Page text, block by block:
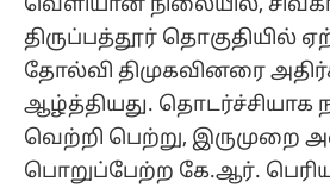
திருப்பத்தூர் தொகுதியில்
தோல்வி திமுகவினரை
ஆழ்த்தியது. தொடர்ச்சியாக
வெற்றி பெற்று, இருமுறை
பொறுப்பேற்ற கே.ஆர்.